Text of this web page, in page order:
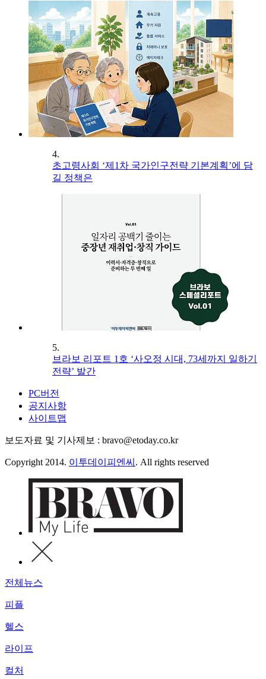
4.
초고령사회 ‘제1차 국가인구전략 기본계획’에 담
길 정책은
5.
브라보 리포트 1호 ‘사오정 시대, 73세까지 일하기
전략’ 발간
PC버전
공지사항
사이트맵
보도자료 및 기사제보 : bravo@etoday.co.kr
Copyright 2014. 이투데이피엔씨 . All rights reserved
전체뉴스
피플
헬스
라이프
컬처